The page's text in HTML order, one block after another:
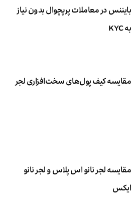
بایننس در معاملات پرپچوال بدون نیاز
به KYC
مقایسه کیف پول‌های سخت‌افزاری لجر
مقایسه لجر نانو اس پلاس و لجر نانو
ایکس